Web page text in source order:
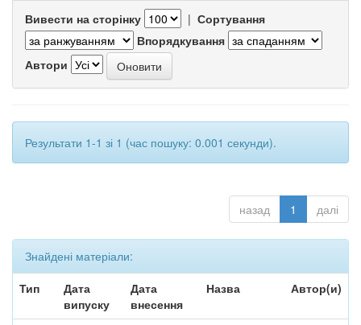
Вивести на сторінку | Сортування
Впорядкування
Автори
Результати 1-1 зі 1 (час пошуку: 0.001 секунди).
назад 1 далі
Знайдені матеріали:
Тип
Дата
випуску
Дата
внесення
Назва Автор(и)